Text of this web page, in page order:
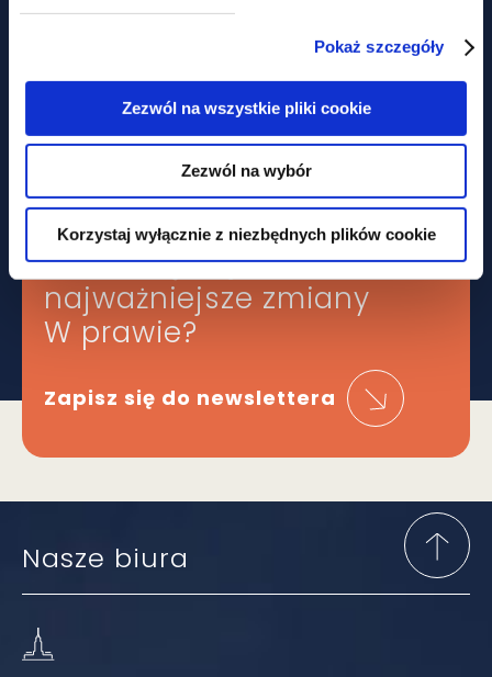
Pokaż szczegóły
Zezwól na wszystkie pliki cookie
Zezwól na wybór
Korzystaj wyłącznie z niezbędnych plików cookie
aktualności
Nie tylko prawem... Piknik
charytatywny z udziałem GWW
Obawiasz się,
że ominą Cię
najważniejsze zmiany
W prawie?
Zapisz się do newslettera
Nasze biura